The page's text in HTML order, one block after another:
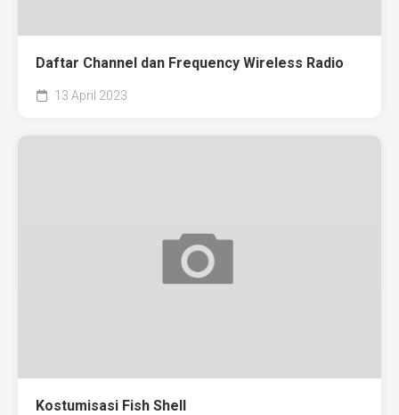
Daftar Channel dan Frequency Wireless Radio
13 April 2023
Kostumisasi Fish Shell